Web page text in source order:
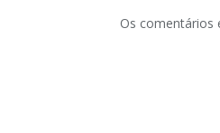
Os comentários